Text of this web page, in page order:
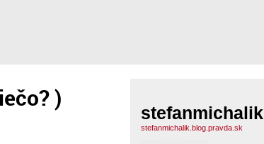
)
stefanmichalik
stefanmichalik.blog.pravda.sk